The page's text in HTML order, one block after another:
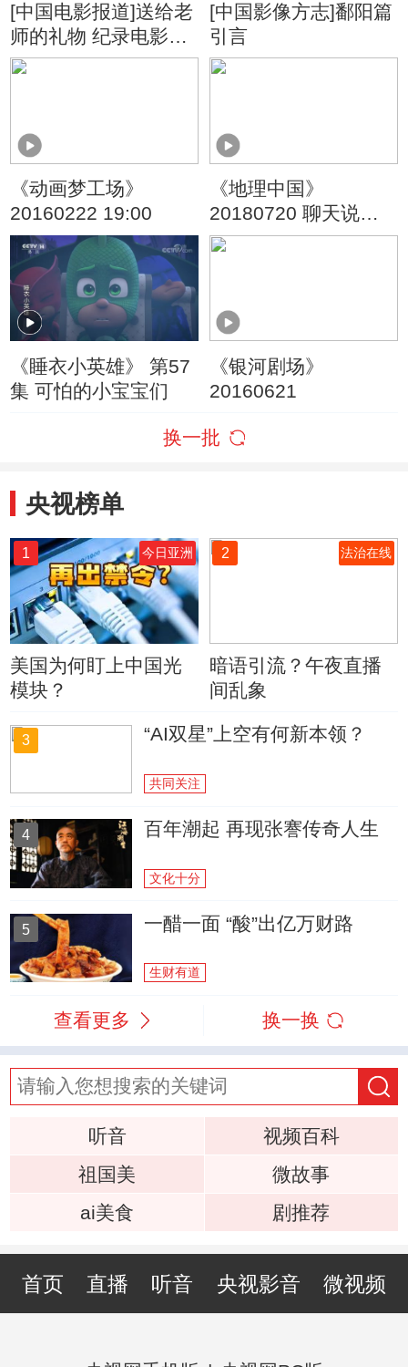
[中国电影报道]送给老
师的礼物 纪录电影
《桃李无言》厦门大
[中国影像方志]鄱阳篇
引言
《动画梦工场》
20160222 19:00
《地理中国》
20180720 聊天说地·
海底魅影
《睡衣小英雄》 第57
集 可怕的小宝宝们
《银河剧场》
20160621
换一批
央视榜单
1 今日亚洲
美国为何盯上中国光
模块？
2 法治在线
暗语引流？午夜直播
间乱象
3 “AI双星”上空有何新本领？
共同关注
4 百年潮起 再现张謇传奇人生
文化十分
5 一醋一面 “酸”出亿万财路
生财有道
查看更多 换一换
听音
视频百科
祖国美
微故事
ai美食
剧推荐
首页 直播 听音 央视影音 微视频